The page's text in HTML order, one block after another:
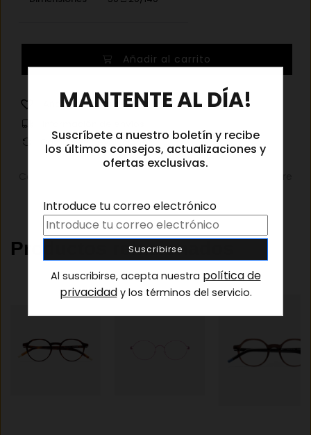
Armani
3384
cantidad
Añadir al carrito
Añadir a la lista de deseos
Cambios y devoluciones
Productos relacionados
MANTENTE AL DÍA!
Suscríbete a nuestro boletín y recibe
los últimos consejos, actualizaciones y
ofertas exclusivas.
Introduce tu correo electrónico
Al suscribirse, acepta nuestra política de
privacidady los términos del servicio.